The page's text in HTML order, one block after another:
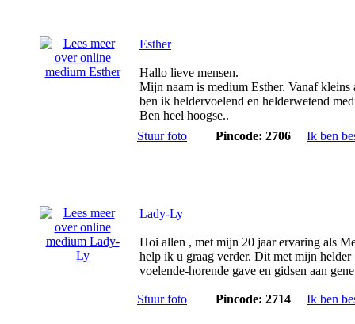
Esther
Hallo lieve mensen.
Mijn naam is medium Esther. Vanaf kleins
ben ik heldervoelend en helderwetend
Ben heel hoogse..
Stuur foto
Pincode: 2706 Ik ben
Lady-Ly
Hoi allen , met mijn 20 jaar ervaring als
help ik u graag verder. Dit met mijn helder
voelende-horende gave en gidsen aan
Stuur foto Pincode: 2714 Ik ben